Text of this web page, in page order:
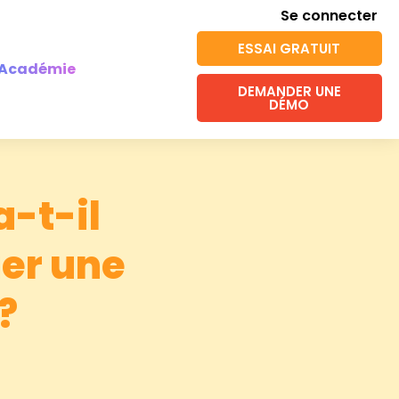
Se connecter
ESSAI GRATUIT
DEMANDER UNE
DÉMO
t-il
une